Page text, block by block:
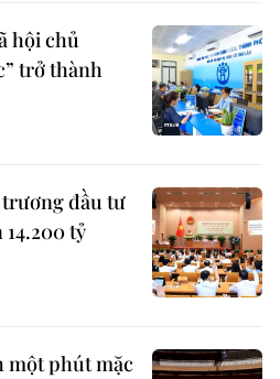
hội chủ
trở thành
đầu tư
tỷ
một phút mặc